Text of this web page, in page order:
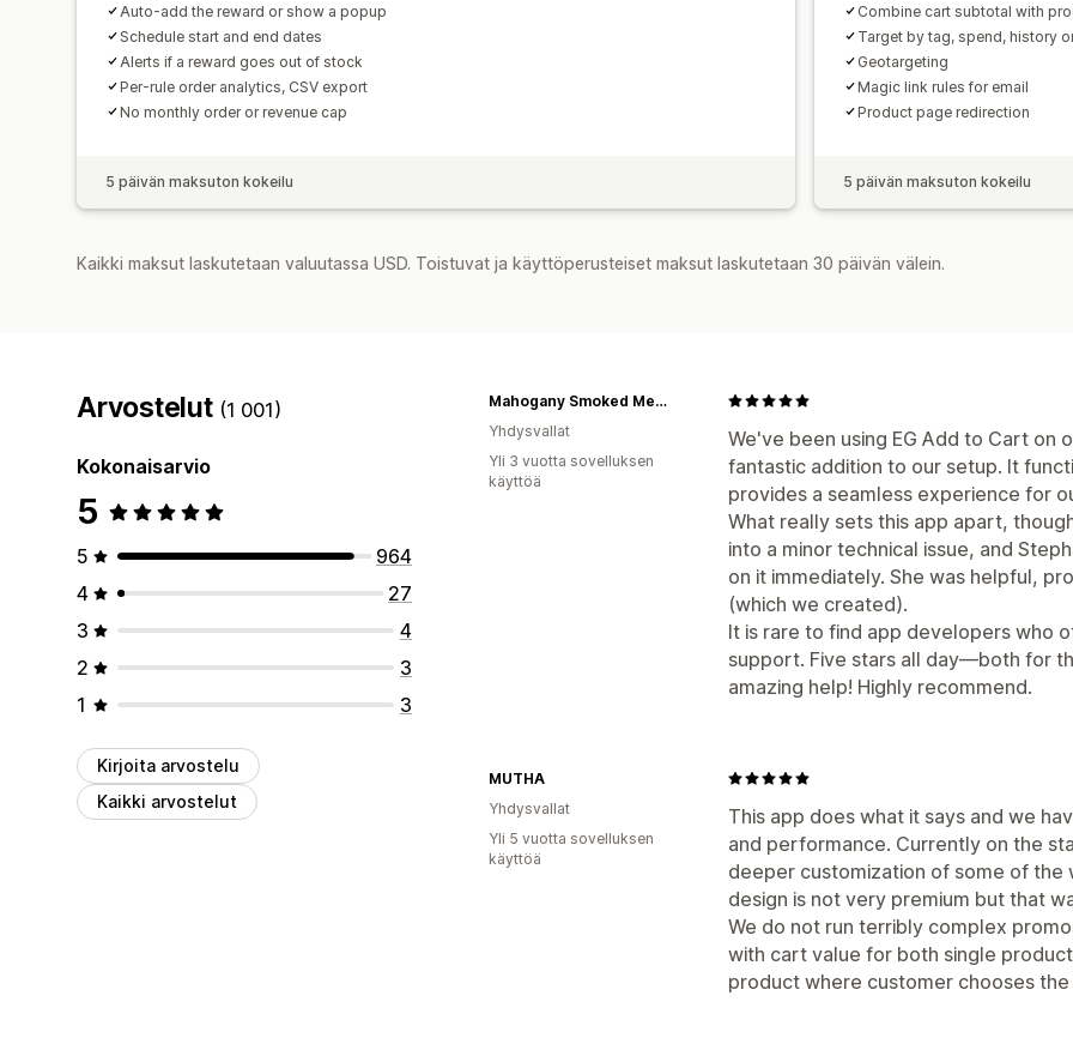
Auto-add the reward or show a popup
Schedule start and end dates
Alerts if a reward goes out of stock
Per-rule order analytics, CSV export
No monthly order or revenue cap
5 päivän maksuton kokeilu
Combine cart subtotal with
Target by tag, spend, history
Geotargeting
Magic link rules for email
Product page redirection
5 päivän maksuton kokeilu
Kaikki maksut laskutetaan valuutassa USD. Toistuvat ja käyttöperusteiset maksut laskutetaan 30 päivän välein.
Arvostelut (1 001)
Kokonaisarvio
5
5
964
4
27
3
4
2
3
1
3
Kirjoita arvostelu
Kaikki arvostelut
We've been using EG Add to Cart on
fantastic addition to our setup. It
provides a seamless experience for
What really sets this app apart,
into a minor technical issue, and
on it immediately. She was helpful,
(which we created).
It is rare to find app developers who
support. Five stars all day—both for
amazing help! Highly recommend.
Mahogany Smoked Meats
Yhdysvallat
Yli 3 vuotta sovelluksen
käyttöä
This app does what it says and we
and performance. Currently on the
deeper customization of some of
design is not very premium but that
We do not run terribly complex
with cart value for both single
product where customer chooses
MUTHA
Yhdysvallat
Yli 5 vuotta sovelluksen
käyttöä